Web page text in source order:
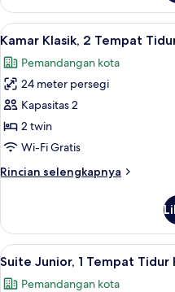
view)
Kamar
Superior,
2
Tidur
Twin
(Defense
view)
Lihat
semua
foto
untuk
Kamar
Klasik,
2
Tidur
view)
5
Kamar Klasik, 2 Tempat
Pemandangan kota
24 meter persegi
Kapasitas 2
2 twin
Wi-Fi Gratis
Rincian selengkapnya
Rincian
Kamar
Klasik,
2
Tidur
Lihat
semua
7
Suite Junior, 1 Tempat
Pemandangan kota